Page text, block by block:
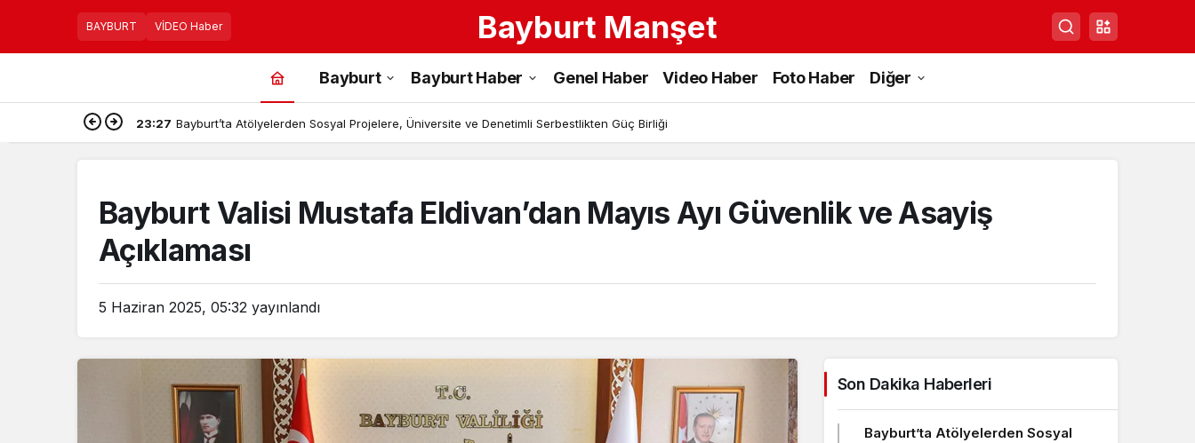
BAYBURT VİDEO Haber Bayburt Manşet
Bayburt Bayburt Haber Genel Haber Video Haber Foto Haber Diğer
23:27 Bayburt’ta Atölyelerden Sosyal Projelere, Üniversite ve Denetimli Serbestlikten Güç Birliği
Bayburt Valisi Mustafa Eldivan’dan Mayıs Ayı Güvenlik ve Asayiş
Açıklaması
5 Haziran 2025, 05:32 yayınlandı
Son Dakika Haberleri
Bayburt’ta Atölyelerden Sosyal